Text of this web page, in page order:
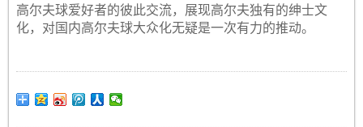
高尔夫球爱好者的彼此交流，展现高尔夫独有的绅士文
化，对国内高尔夫球大众化无疑是一次有力的推动。